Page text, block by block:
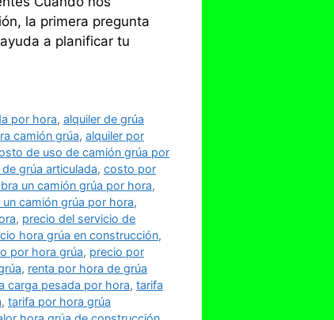
la primera pregunta
a planificar tu
por hora,alquiler de grúa
camión grúa, alquiler por
de uso de camión grúa por
grúa articulada, costo por
un camión grúa por hora,
camión grúa por hora,
, precio del servicio de
hora grúa en construcción,
por hora grúa, precio por
, renta por hora de grúa
carga pesada por hora, tarifa
, tarifa por hora grúa